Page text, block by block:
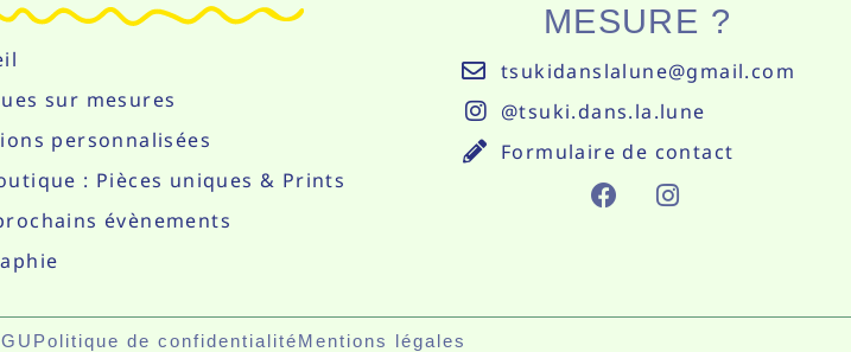
sur mesures
personnalisées
: Pièces uniques & Prints
évènements
MESURE ?
tsukidanslalune@gmail.com
@tsuki.dans.la.lune
Formulaire de contact
F
A
O
I
N
G
Politique de confidentialitéMentions légales